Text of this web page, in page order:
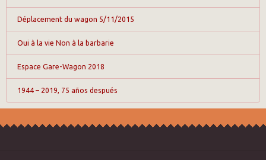
Déplacement du wagon 5/11/2015
Oui à la vie Non à la barbarie
Espace Gare-Wagon 2018
1944 – 2019, 75 años después